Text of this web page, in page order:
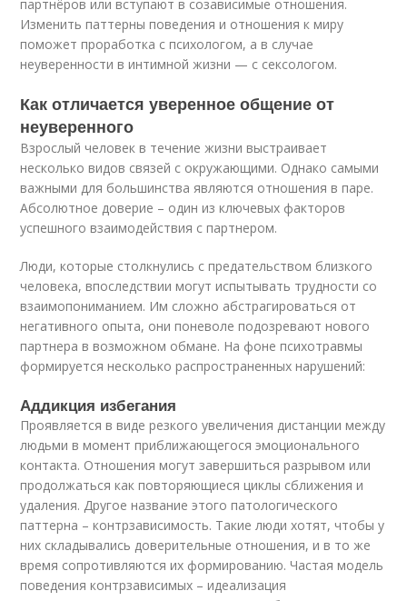
партнёров или вступают в созависимые отношения.
Изменить паттерны поведения и отношения к миру
поможет проработка с психологом, а в случае
неуверенности в интимной жизни — с сексологом.
Как отличается уверенное общение от
неуверенного
Взрослый человек в течение жизни выстраивает
несколько видов связей с окружающими. Однако самыми
важными для большинства являются отношения в паре.
Абсолютное доверие – один из ключевых факторов
успешного взаимодействия с партнером.
Люди, которые столкнулись с предательством близкого
человека, впоследствии могут испытывать трудности со
взаимопониманием. Им сложно абстрагироваться от
негативного опыта, они поневоле подозревают нового
партнера в возможном обмане. На фоне психотравмы
формируется несколько распространенных нарушений:
Аддикция избегания
Проявляется в виде резкого увеличения дистанции между
людьми в момент приближающегося эмоционального
контакта. Отношения могут завершиться разрывом или
продолжаться как повторяющиеся циклы сближения и
удаления. Другое название этого патологического
паттерна – контрзависимость. Такие люди хотят, чтобы у
них складывались доверительные отношения, и в то же
время сопротивляются их формированию. Частая модель
поведения контрзависимых – идеализация